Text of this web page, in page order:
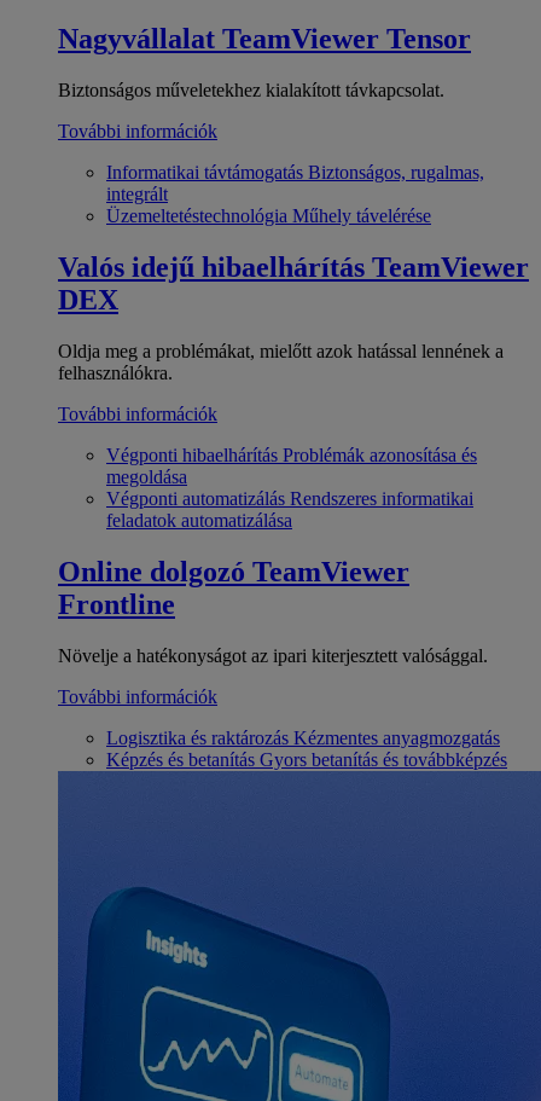
Nagyvállalat TeamViewer Tensor
Biztonságos műveletekhez kialakított távkapcsolat.
További információk
Informatikai távtámogatás Biztonságos, rugalmas,
integrált
Üzemeltetéstechnológia Műhely távelérése
Valós idejű hibaelhárítás TeamViewer
DEX
Oldja meg a problémákat, mielőtt azok hatással lennének a
felhasználókra.
További információk
Végponti hibaelhárítás Problémák azonosítása és
megoldása
Végponti automatizálás Rendszeres informatikai
feladatok automatizálása
Online dolgozó TeamViewer
Frontline
Növelje a hatékonyságot az ipari kiterjesztett valósággal.
További információk
Logisztika és raktározás Kézmentes anyagmozgatás
Képzés és betanítás Gyors betanítás és továbbképzés